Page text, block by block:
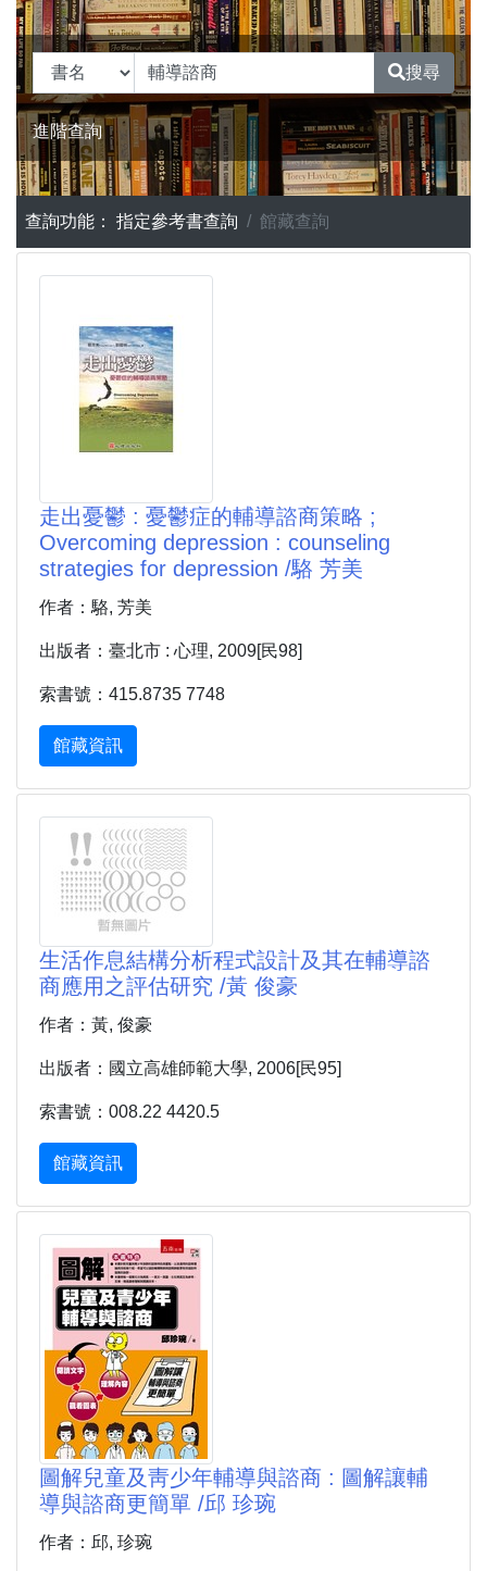
搜尋
進階查詢
查詢功能： 指定參考書查詢 館藏查詢
走出憂鬱 : 憂鬱症的輔導諮商策略 ;
Overcoming depression : counseling
strategies for depression /駱 芳美
作者：駱, 芳美
出版者：臺北市 : 心理, 2009[民98]
索書號：415.8735 7748
館藏資訊
生活作息結構分析程式設計及其在輔導諮
商應用之評估研究 /黃 俊豪
作者：黃, 俊豪
出版者：國立高雄師範大學, 2006[民95]
索書號：008.22 4420.5
館藏資訊
圖解兒童及靑少年輔導與諮商 : 圖解讓輔
導與諮商更簡單 /邱 珍琬
作者：邱, 珍琬